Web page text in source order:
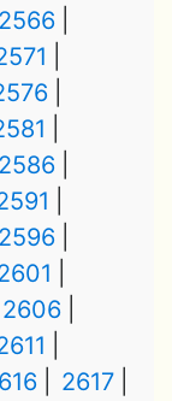
2566
2586
2596
2606
2617